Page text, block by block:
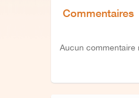
Commentaires
Aucun commentaire